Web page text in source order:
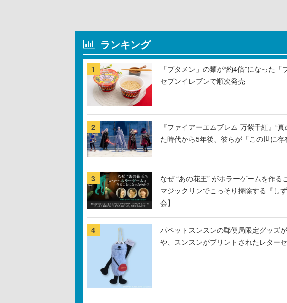
ランキング
1
「ブタメン」の麺が“約4倍”になった
セブンイレブンで順次発売
2
『ファイアーエムブレム 万紫千紅』“
た時代から5年後、彼らが「この世に
3
なぜ “あの花王” がホラーゲームを作
マジックリンでこっそり掃除する『し
会】
4
パペットスンスンの郵便局限定グッズ
や、スンスンがプリントされたレター